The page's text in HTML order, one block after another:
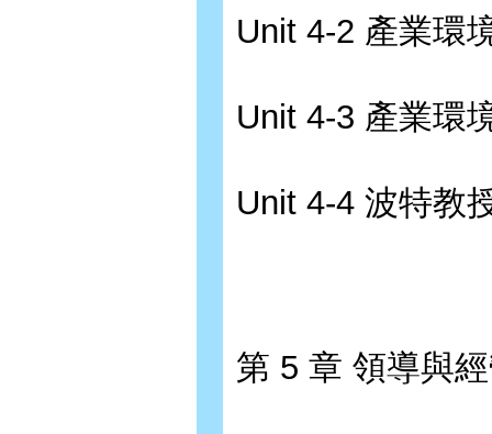
Unit 4-2 產業環
Unit 4-3 產業環
Unit 4-4 波特教
第 5 章 領導與